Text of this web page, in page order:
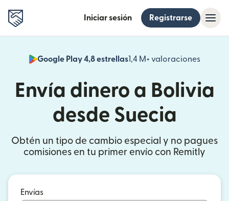
Iniciar sesión Registrarse
Google Play 4,8 estrellas1,4 M+ valoraciones
(se
Envía dinero a Bolivia
desde Suecia
Obtén un tipo de cambio especial y no pagues
comisiones en tu primer envío con Remitly
Envías